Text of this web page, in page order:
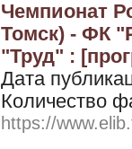
Чемпионат
Томск) - ФК
"Труд" :
Дата
Количество
https://